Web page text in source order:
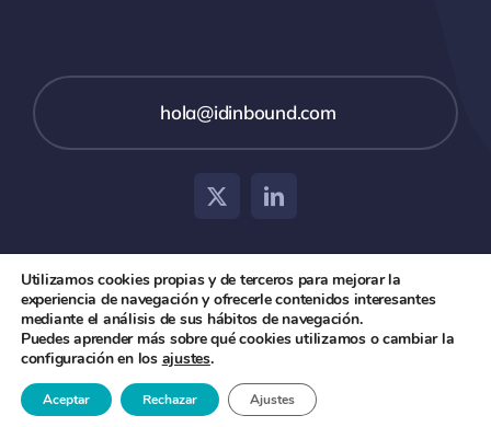
hola@idinbound.com
© 2026 id inbound •Aviso Legal•Política de Privacidad
y Cookies
Utilizamos cookies propias y de terceros para mejorar la
experiencia de navegación y ofrecerle contenidos interesantes
mediante el análisis de sus hábitos de navegación.
Puedes aprender más sobre qué cookies utilizamos o cambiar la
configuración en los ajustes.
Aceptar Rechazar Ajustes